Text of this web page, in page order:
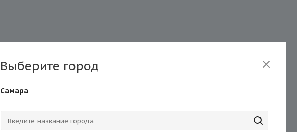
Выберите город
Самара